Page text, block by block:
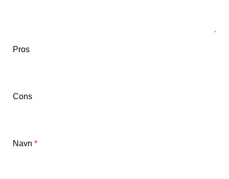
Pros
Cons
Navn *